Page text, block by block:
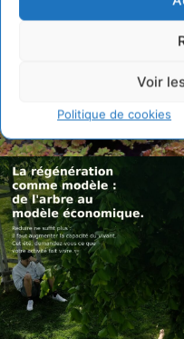
Voir
Politique de cookies